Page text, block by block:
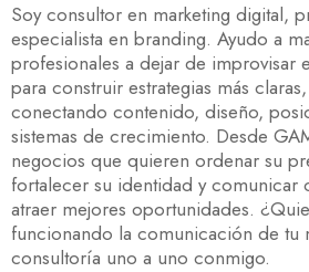
Soy consultor en marketing digital,
especialista en branding. Ayudo a
profesionales a dejar de improvisar
para construir estrategias más
conectando contenido, diseño,
sistemas de crecimiento. Desde
negocios que quieren ordenar su
fortalecer su identidad y comunicar
atraer mejores oportunidades.
funcionando la comunicación de tu
consultoría uno a uno conmigo.